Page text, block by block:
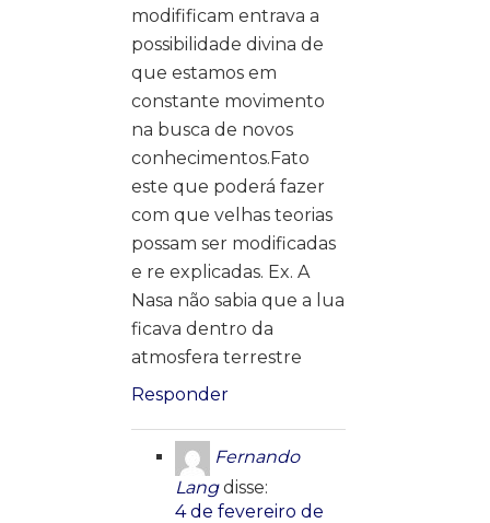
modifificam entrava a
possibilidade divina de
que estamos em
constante movimento
na busca de novos
conhecimentos.Fato
este que poderá fazer
com que velhas teorias
possam ser modificadas
e re explicadas. Ex. A
Nasa não sabia que a lua
ficava dentro da
atmosfera terrestre
Responder
Fernando
Lang disse:
4 de fevereiro de